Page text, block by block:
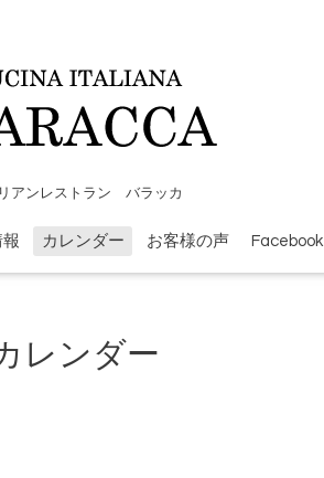
アンレストラン バラッカ
報 カレンダー お客様の声 Facebook
レンダー